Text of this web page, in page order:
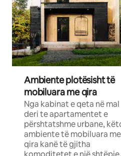
Ambiente plotësisht të
mobiluara me qira
Nga kabinat e qeta në mal
deri te apartamentet e
përshtatshme urbane,
ambiente të mobiluara me
qira kanë të gjitha